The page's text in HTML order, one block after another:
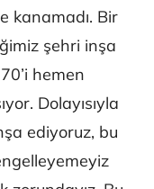
kanamadı. Bir
şehri inşa
hemen
Dolayısıyla
ediyoruz, bu